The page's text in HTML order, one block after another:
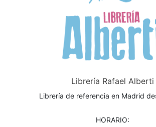
Librería Rafael Alberti
Librería de referencia en Madrid
HORARIO: